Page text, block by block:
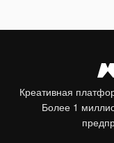
Креативная
Более 1